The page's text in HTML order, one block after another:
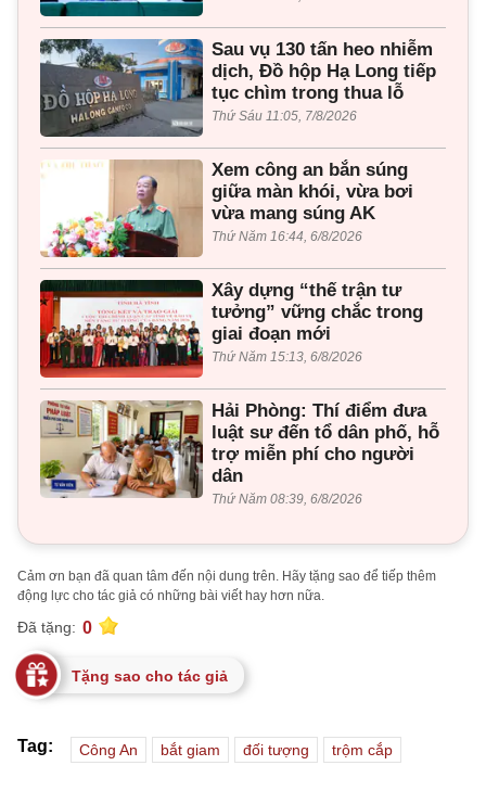
Sau vụ 130 tấn heo nhiễm
dịch, Đồ hộp Hạ Long tiếp
tục chìm trong thua lỗ
Thứ Sáu 11:05, 7/8/2026
Xem công an bắn súng
giữa màn khói, vừa bơi
vừa mang súng AK
Thứ Năm 16:44, 6/8/2026
Xây dựng “thế trận tư
tưởng” vững chắc trong
giai đoạn mới
Thứ Năm 15:13, 6/8/2026
Hải Phòng: Thí điểm đưa
luật sư đến tổ dân phố, hỗ
trợ miễn phí cho người
dân
Thứ Năm 08:39, 6/8/2026
Cảm ơn bạn đã quan tâm đến nội dung trên. Hãy tặng sao để tiếp thêm
động lực cho tác giả có những bài viết hay hơn nữa.
Đã tặng: 0
Tặng sao cho tác giả
Tag: Công An bắt giam đối tượng trộm cắp